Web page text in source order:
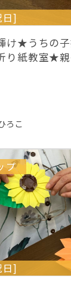
日]
け★うちの
り紙教室★
ろこ
プ
日]